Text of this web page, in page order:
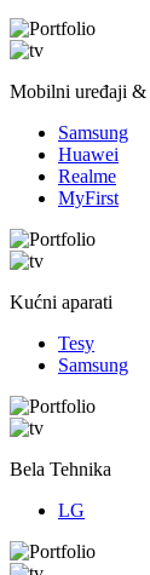
Mobilni uređaji &
Samsung
Huawei
Realme
MyFirst
Kućni aparati
Tesy
Samsung
Bela Tehnika
LG